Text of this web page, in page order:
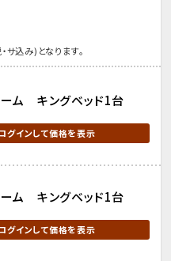
込み)となります。
ーム キングベッド1台
グインして価格を表示
ーム キングベッド1台
グインして価格を表示